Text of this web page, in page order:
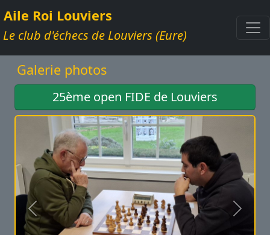
Aile Roi Louviers
Le club d'échecs de Louviers (Eure)
Galerie photos
25ème open FIDE de Louviers
Précédent Suivant